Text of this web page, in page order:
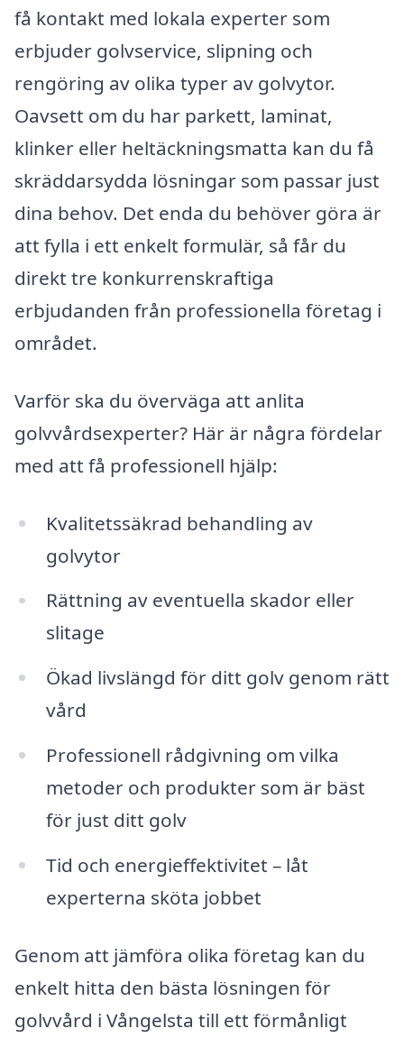
få kontakt med lokala experter som
erbjuder golvservice, slipning och
rengöring av olika typer av golvytor.
Oavsett om du har parkett, laminat,
klinker eller heltäckningsmatta kan du få
skräddarsydda lösningar som passar just
dina behov. Det enda du behöver göra är
att fylla i ett enkelt formulär, så får du
direkt tre konkurrenskraftiga
erbjudanden från professionella företag i
området.
Varför ska du överväga att anlita
golvvårdsexperter? Här är några fördelar
med att få professionell hjälp:
Kvalitetssäkrad behandling av
golvytor
Rättning av eventuella skador eller
slitage
Ökad livslängd för ditt golv genom rätt
vård
Professionell rådgivning om vilka
metoder och produkter som är bäst
för just ditt golv
Tid och energieffektivitet – låt
experterna sköta jobbet
Genom att jämföra olika företag kan du
enkelt hitta den bästa lösningen för
golvvård i Vångelsta till ett förmånligt